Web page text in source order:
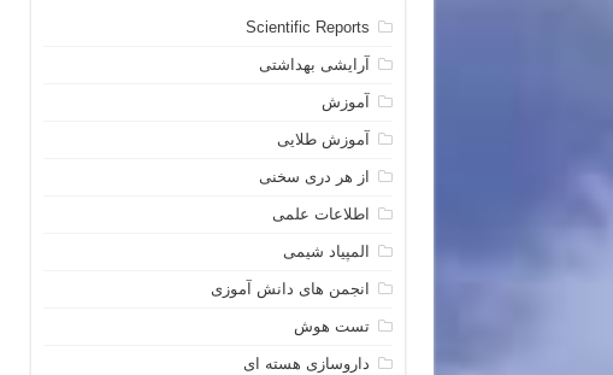
Scientific Reports
آرایشی بهداشتی
آموزش
آموزش طلایی
از هر دری سخنی
اطلاعات علمی
المپیاد شیمی
انجمن های دانش آموزی
تست هوش
داروسازی هسته ای